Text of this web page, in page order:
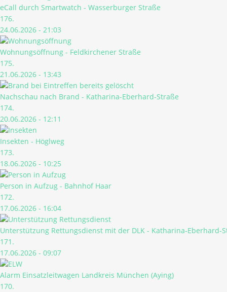
eCall durch Smartwatch - Wasserburger Straße
176.
24.06.2026 - 21:03
Wohnungsöffnung - Feldkirchener Straße
175.
21.06.2026 - 13:43
Nachschau nach Brand - Katharina-Eberhard-Straße
174.
20.06.2026 - 12:11
Insekten - Höglweg
173.
18.06.2026 - 10:25
Person in Aufzug - Bahnhof Haar
172.
17.06.2026 - 16:04
Unterstützung Rettungsdienst mit der DLK - Katharina-Eberhard-
171.
17.06.2026 - 09:07
Alarm Einsatzleitwagen Landkreis München (Aying)
170.